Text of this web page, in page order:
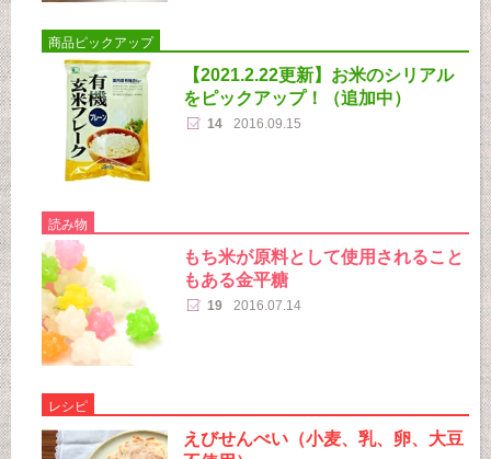
商品ピックアップ
【2021.2.22更新】お米のシリアル
をピックアップ！（追加中）
14 2016.09.15
読み物
もち米が原料として使用されること
もある金平糖
19 2016.07.14
レシピ
えびせんべい（小麦、乳、卵、大豆